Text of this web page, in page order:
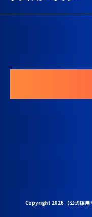
Copyright 2026 【公式採用